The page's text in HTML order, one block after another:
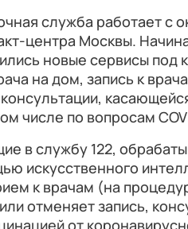
служба работает с
центра Москвы.
новые сервисы
на дом, запись к
числе по вопросам
в службу 122,
искусственного
к врачам (на
отменяет запись,
от